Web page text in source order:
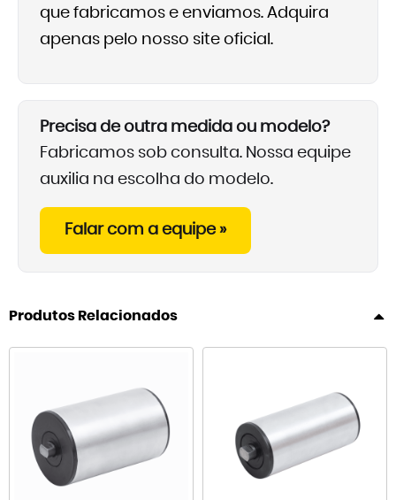
que fabricamos e enviamos. Adquira
apenas pelo nosso site oficial.
Precisa de outra medida ou modelo?
Fabricamos sob consulta. Nossa equipe
auxilia na escolha do modelo.
Falar com a equipe »
Produtos Relacionados